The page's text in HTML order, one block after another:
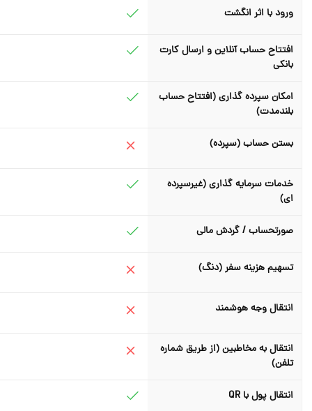
ورود با اثر انگشت
افتتاح حساب آنلاین و ارسال کارت
بانکی
امکان سپرده گذاری (افتتاح حساب
بلندمدت)
بستن حساب (سپرده)
خدمات سرمایه گذاری (غیرسپرده
صورتحساب / گردش مالی
تسهیم هزینه سفر (دنگ)
انتقال وجه هوشمند
انتقال به مخاطبین (از طریق شماره
تلفن)
انتقال پول با QR